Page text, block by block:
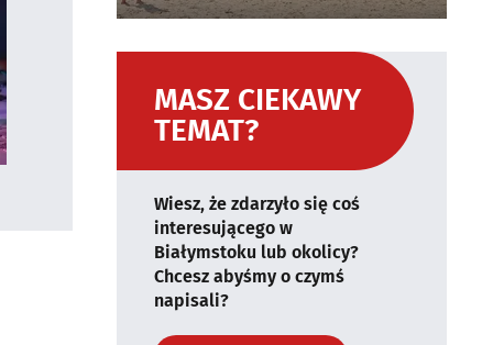
MASZ CIEKAWY
TEMAT?
Wiesz, że zdarzyło się coś
interesującego w
Białymstoku lub okolicy?
Chcesz abyśmy o czymś
napisali?